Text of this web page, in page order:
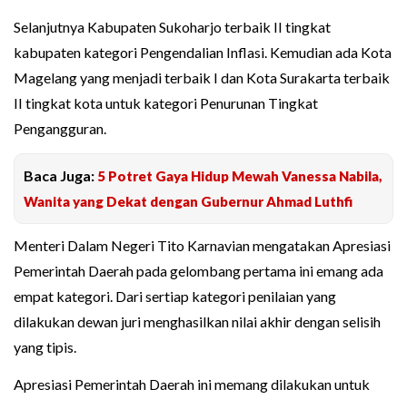
Selanjutnya Kabupaten Sukoharjo terbaik II tingkat
kabupaten kategori Pengendalian Inflasi. Kemudian ada Kota
Magelang yang menjadi terbaik I dan Kota Surakarta terbaik
II tingkat kota untuk kategori Penurunan Tingkat
Pengangguran.
Baca Juga: 5 Potret Gaya Hidup Mewah Vanessa Nabila,
Wanita yang Dekat dengan Gubernur Ahmad Luthfi
Menteri Dalam Negeri Tito Karnavian mengatakan Apresiasi
Pemerintah Daerah pada gelombang pertama ini emang ada
empat kategori. Dari sertiap kategori penilaian yang
dilakukan dewan juri menghasilkan nilai akhir dengan selisih
yang tipis.
Apresiasi Pemerintah Daerah ini memang dilakukan untuk